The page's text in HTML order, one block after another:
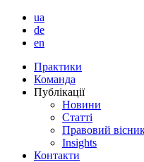
ua
de
en
Практики
Команда
Публікації
Новини
Статті
Правовий
Insights
Контакти